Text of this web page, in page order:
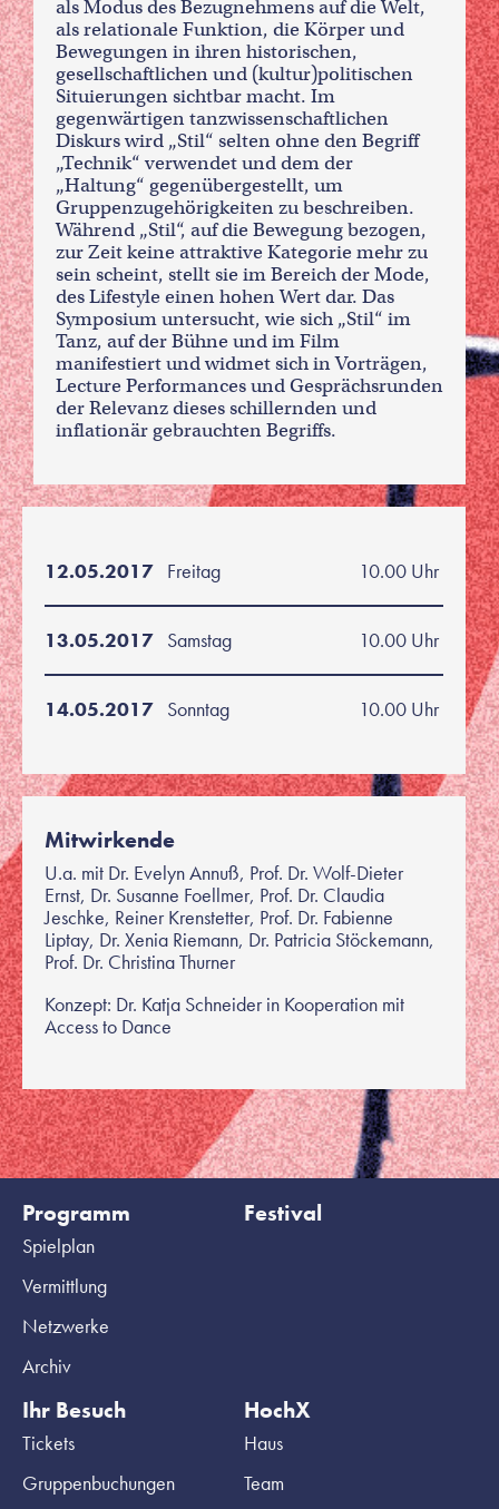
als Modus des Bezugnehmens auf die Welt,
als relationale Funktion, die Körper und
Bewegungen in ihren historischen,
gesellschaftlichen und (kultur)politischen
Situierungen sichtbar macht. Im
gegenwärtigen tanzwissenschaftlichen
Diskurs wird „Stil“ selten ohne den Begriff
„Technik“ verwendet und dem der
„Haltung“ gegenübergestellt, um
Gruppenzugehörigkeiten zu beschreiben.
Während „Stil“, auf die Bewegung bezogen,
zur Zeit keine attraktive Kategorie mehr zu
sein scheint, stellt sie im Bereich der Mode,
des Lifestyle einen hohen Wert dar. Das
Symposium untersucht, wie sich „Stil“ im
Tanz, auf der Bühne und im Film
manifestiert und widmet sich in Vorträgen,
Lecture Performances und Gesprächsrunden
der Relevanz dieses schillernden und
inflationär gebrauchten Begriffs.
12.05.2017 Freitag 10.00 Uhr
13.05.2017 Samstag 10.00 Uhr
14.05.2017 Sonntag 10.00 Uhr
Mitwirkende
U.a. mit Dr. Evelyn Annuß, Prof. Dr. Wolf-Dieter
Ernst, Dr. Susanne Foellmer, Prof. Dr. Claudia
Jeschke, Reiner Krenstetter, Prof. Dr. Fabienne
Liptay, Dr. Xenia Riemann, Dr. Patricia Stöckemann,
Prof. Dr. Christina Thurner
Konzept: Dr. Katja Schneider in Kooperation mit
Access to Dance
Programm
Spielplan
Vermittlung
Netzwerke
Archiv
Festival
Ihr Besuch
Tickets
Gruppenbuchungen
HochX
Haus
Team